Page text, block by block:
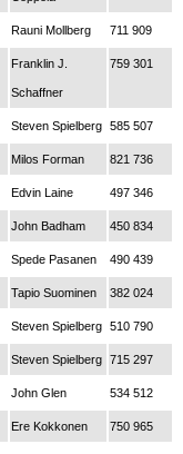
Rauni Mollberg 711 909
Franklin J.
Schaffner
759 301
Steven Spielberg 585 507
Milos Forman 821 736
Edvin Laine 497 346
John Badham 450 834
Spede Pasanen 490 439
Tapio Suominen 382 024
Steven Spielberg 510 790
Steven Spielberg 715 297
John Glen 534 512
Ere Kokkonen 750 965